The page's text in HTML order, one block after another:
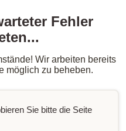
Fehler
Wir arbeiten bereits
möglich zu beheben.
Sie bitte die Seite